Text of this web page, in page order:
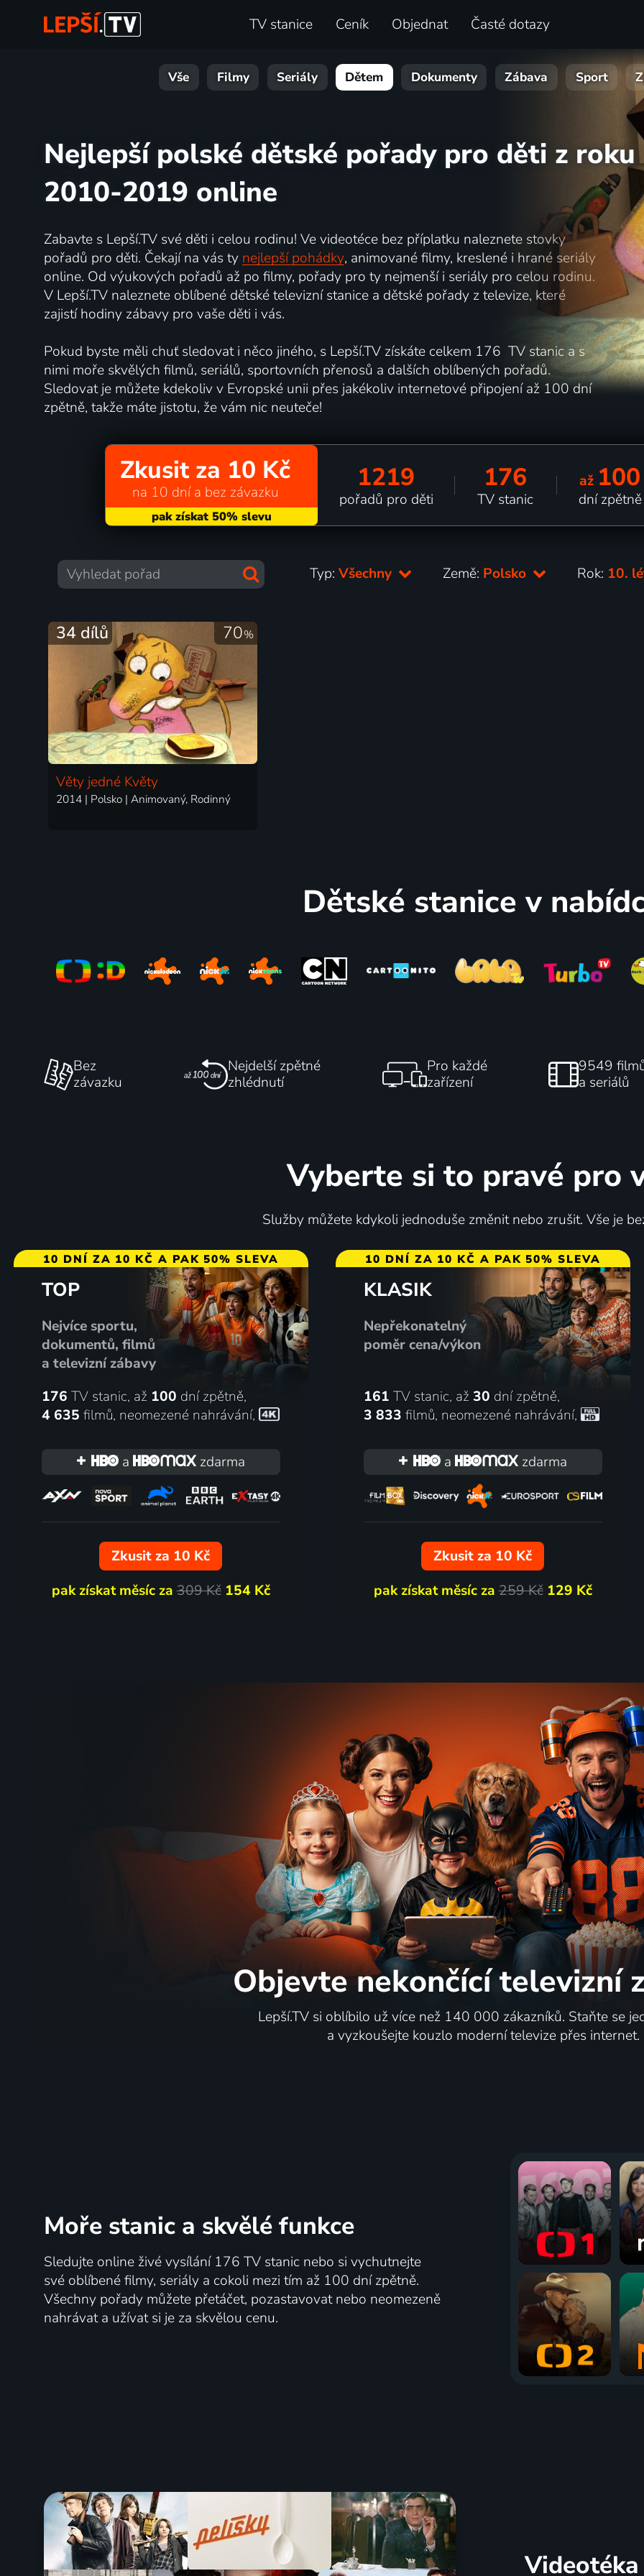
TV stanice Ceník Objednat Časté dotazy
Vše Filmy Seriály Dětem Dokumenty Zábava Sport
Nejlepší polské dětské pořady pro děti z roku
2010-2019 online
Zabavte s Lepší.TV své děti i celou rodinu! Ve videotéce bez příplatku naleznete stovky
pořadů pro děti. Čekají na vás ty nejlepší pohádky, animované filmy, kreslené i hrané seriály
online. Od výukových pořadů až po filmy, pořady pro ty nejmenší i seriály pro celou rodinu.
V Lepší.TV naleznete oblíbené dětské televizní stanice a dětské pořady z televize, které
zajistí hodiny zábavy pro vaše děti i vás.
Pokud byste měli chuť sledovat i něco jiného, s Lepší.TV získáte celkem 176 TV stanic a s
nimi moře skvělých filmů, seriálů, sportovních přenosů a dalších oblíbených pořadů.
Sledovat je můžete kdekoliv v Evropské unii přes jakékoliv internetové připojení až 100 dní
zpětně, takže máte jistotu, že vám nic neuteče!
Zkusit za 10 Kč
na 10 dní a bez závazku 1219
pořadů pro děti
176
TV stanic
až 100
dní zpětně
Typ:Všechny Země: Polsko Rok: 10.
70%
34 dílů
Věty jedné Květy
2014 | Polsko | Animovaný, Rodinný
Dětské stanice v
Bez
závazku
Nejdelší zpětné
zhlédnutí
Pro každé
zařízení
9549
a seriálů
Vyberte si to pravé pro
Služby můžete kdykoli jednoduše změnit nebo zrušit. Vše je
10 DNÍ ZA 10 KČ A PAK 50% SLEVA
TOP
Nejvíce sportu,
dokumentů, filmů
a televizní zábavy
176 TV stanic, až 100 dní zpětně,
4 635 filmů, neomezené nahrávání,
a zdarma
Zkusit za 10 Kč
pak získat měsíc za309 Kč 154 Kč
10 DNÍ ZA 10 KČ A PAK 50% SLEVA
KLASIK
Nepřekonatelný
poměr cena/výkon
161 TV stanic, až 30 dní zpětně,
3 833 filmů, neomezené nahrávání,
a zdarma
Zkusit za 10 Kč
pak získat měsíc za259 Kč 129 Kč
Objevte nekončící televizní
Lepší.TV si oblíbilo už více než 140 000 zákazníků. Staňte se
a vyzkoušejte kouzlo moderní televize přes internet.
Moře stanic a skvělé funkce
Sledujte online živé vysílání 176 TV stanic nebo si vychutnejte
své oblíbené filmy, seriály a cokoli mezi tím až 100 dní zpětně.
Všechny pořady můžete přetáčet, pozastavovat nebo neomezeně
nahrávat a užívat si je za skvělou cenu.
Videotéka